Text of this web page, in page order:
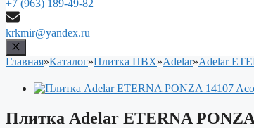
+7 (963) 189-49-82
krkmir@yandex.ru
Главная»Каталог»Плитка ПВХ»Adelar»Adelar
Плитка Adelar ETERNA PONZA